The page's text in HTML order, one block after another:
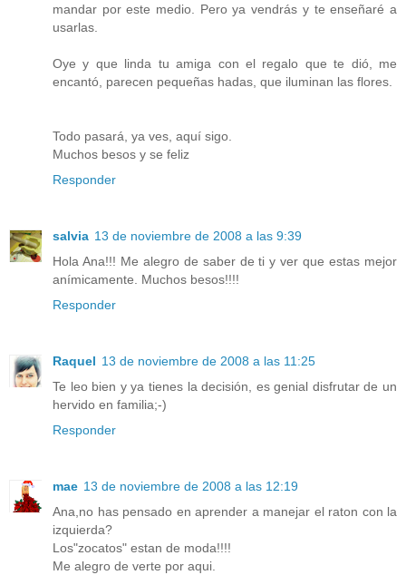
mandar por este medio. Pero ya vendrás y te enseñaré a
usarlas.
Oye y que linda tu amiga con el regalo que te dió, me
encantó, parecen pequeñas hadas, que iluminan las flores.
Todo pasará, ya ves, aquí sigo.
Muchos besos y se feliz
Responder
salvia 13 de noviembre de 2008 a las 9:39
Hola Ana!!! Me alegro de saber de ti y ver que estas mejor
anímicamente. Muchos besos!!!!
Responder
Raquel 13 de noviembre de 2008 a las 11:25
Te leo bien y ya tienes la decisión, es genial disfrutar de un
hervido en familia;-)
Responder
mae 13 de noviembre de 2008 a las 12:19
Ana,no has pensado en aprender a manejar el raton con la
izquierda?
Los"zocatos" estan de moda!!!!
Me alegro de verte por aqui.